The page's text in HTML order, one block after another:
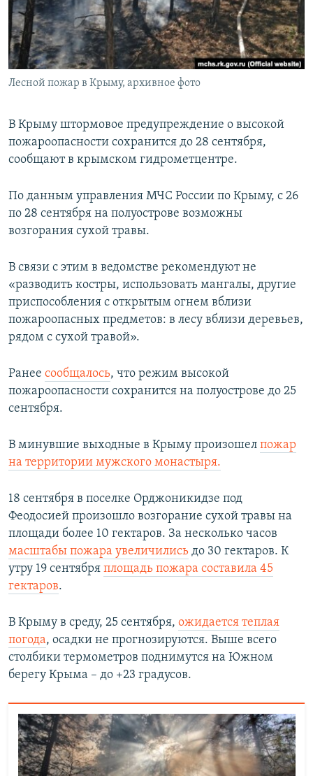
ПОБЕДИТЕЛЕЙ НЕ СУДЯТ?
КРЫМ.НЕПОКОРЕННЫЙ
ELIFBE
УКРАИНСКАЯ ПРОБЛЕМА КРЫМА
ПРИСОЕДИНЯЙТЕСЬ!
Лесной пожар в Крыму, архивное фото
В Крыму штормовое предупреждение о высокой
пожароопасности сохранится до 28 сентября,
сообщают в крымском гидрометцентре.
По данным управления МЧС России по Крыму, с 26
по 28 сентября на полуострове возможны
возгорания сухой травы.
В связи с этим в ведомстве рекомендуют не
«разводить костры, использовать мангалы, другие
приспособления с открытым огнем вблизи
пожароопасных предметов: в лесу вблизи деревьев,
рядом с сухой травой».
Ранее сообщалось, что режим высокой
пожароопасности сохранится на полуострове до 25
сентября.
В минувшие выходные в Крыму произошел пожар
на территории мужского монастыря.
18 сентября в поселке Орджоникидзе под
Феодосией произошло возгорание сухой травы на
площади более 10 гектаров. За несколько часов
масштабы пожара увеличились до 30 гектаров. К
утру 19 сентября площадь пожара составила 45
гектаров.
В Крыму в среду, 25 сентября, ожидается теплая
погода, осадки не прогнозируются. Выше всего
столбики термометров поднимутся на Южном
берегу Крыма – до +23 градусов.